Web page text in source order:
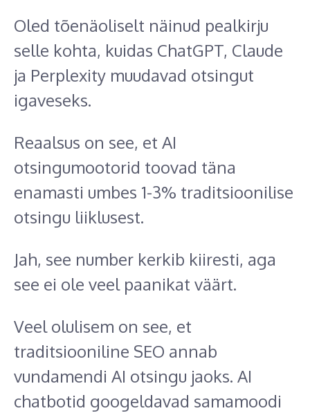
Oled tõenäoliselt näinud pealkirju
selle kohta, kuidas ChatGPT, Claude
ja Perplexity muudavad otsingut
igaveseks.
Reaalsus on see, et AI
otsingumootorid toovad täna
enamasti umbes 1-3% traditsioonilise
otsingu liiklusest.
Jah, see number kerkib kiiresti, aga
see ei ole veel paanikat väärt.
Veel olulisem on see, et
traditsiooniline SEO annab
vundamendi AI otsingu jaoks. AI
chatbotid googeldavad samamoodi